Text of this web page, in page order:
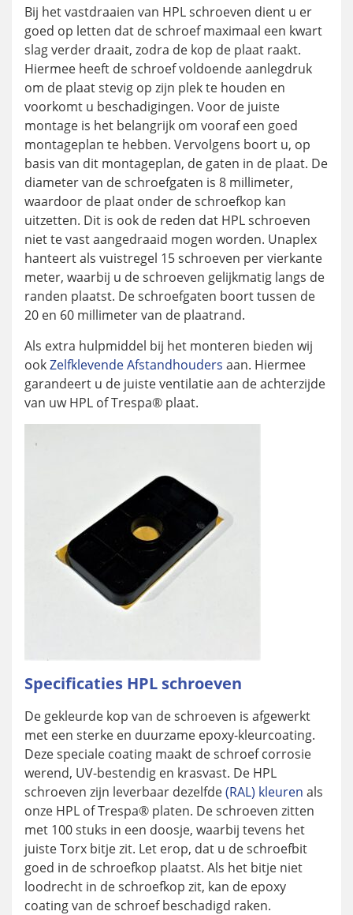
Bij het vastdraaien van HPL schroeven dient u er
goed op letten dat de schroef maximaal een kwart
slag verder draait, zodra de kop de plaat raakt.
Hiermee heeft de schroef voldoende aanlegdruk
om de plaat stevig op zijn plek te houden en
voorkomt u beschadigingen. Voor de juiste
montage is het belangrijk om vooraf een goed
montageplan te hebben. Vervolgens boort u, op
basis van dit montageplan, de gaten in de plaat. De
diameter van de schroefgaten is 8 millimeter,
waardoor de plaat onder de schroefkop kan
uitzetten. Dit is ook de reden dat HPL schroeven
niet te vast aangedraaid mogen worden. Unaplex
hanteert als vuistregel 15 schroeven per vierkante
meter, waarbij u de schroeven gelijkmatig langs de
randen plaatst. De schroefgaten boort tussen de
20 en 60 millimeter van de plaatrand.
Als extra hulpmiddel bij het monteren bieden wij
ookZelfklevende Afstandhouders aan. Hiermee
garandeert u de juiste ventilatie aan de achterzijde
van uw HPL of Trespa® plaat.
Specificaties HPL schroeven
De gekleurde kop van de schroeven is afgewerkt
met een sterke en duurzame epoxy-kleurcoating.
Deze speciale coating maakt de schroef corrosie
werend, UV-bestendig en krasvast. De HPL
schroeven zijn leverbaar dezelfde(RAL) kleuren als
onze HPL of Trespa® platen. De schroeven zitten
met 100 stuks in een doosje, waarbij tevens het
juiste Torx bitje zit. Let erop, dat u de schroefbit
goed in de schroefkop plaatst. Als het bitje niet
loodrecht in de schroefkop zit, kan de epoxy
coating van de schroef beschadigd raken.